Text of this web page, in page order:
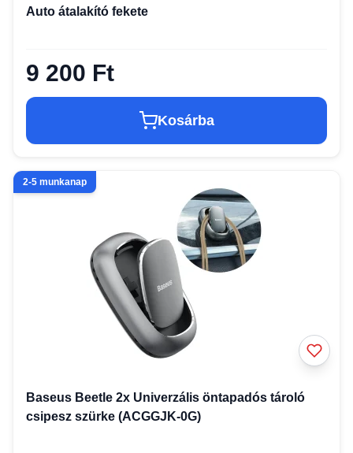
Auto átalakító fekete
9 200 Ft
Kosárba
2-5 munkanap
Baseus Beetle 2x Univerzális öntapadós tároló
csipesz szürke (ACGGJK-0G)